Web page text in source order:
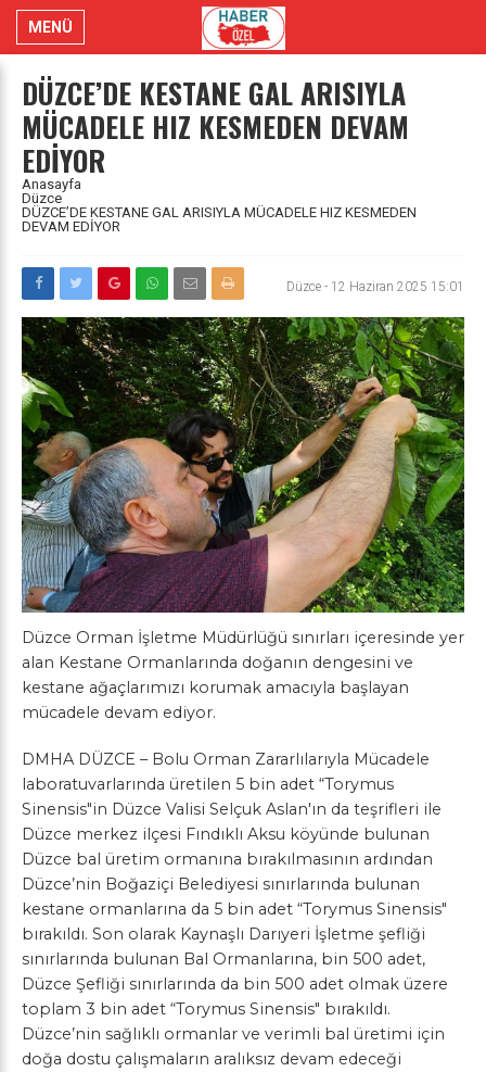
MENÜ
DÜZCE’DE KESTANE GAL ARISIYLA
MÜCADELE HIZ KESMEDEN DEVAM
EDİYOR
Anasayfa
Düzce
DÜZCE’DE KESTANE GAL ARISIYLA MÜCADELE HIZ KESMEDEN
DEVAM EDİYOR
Düzce - 12 Haziran 2025 15:01
Düzce Orman İşletme Müdürlüğü sınırları içeresinde yer
alan Kestane Ormanlarında doğanın dengesini ve
kestane ağaçlarımızı korumak amacıyla başlayan
mücadele devam ediyor.
DMHA DÜZCE – Bolu Orman Zararlılarıyla Mücadele
laboratuvarlarında üretilen 5 bin adet “Torymus
Sinensis"in Düzce Valisi Selçuk Aslan'ın da teşrifleri ile
Düzce merkez ilçesi Fındıklı Aksu köyünde bulunan
Düzce bal üretim ormanına bırakılmasının ardından
Düzce’nin Boğaziçi Belediyesi sınırlarında bulunan
kestane ormanlarına da 5 bin adet “Torymus Sinensis"
bırakıldı. Son olarak Kaynaşlı Darıyeri İşletme şefliği
sınırlarında bulunan Bal Ormanlarına, bin 500 adet,
Düzce Şefliği sınırlarında da bin 500 adet olmak üzere
toplam 3 bin adet “Torymus Sinensis" bırakıldı.
Düzce’nin sağlıklı ormanlar ve verimli bal üretimi için
doğa dostu çalışmaların aralıksız devam edeceği